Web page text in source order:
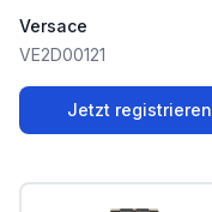
Versace
VE2D00121
Jetzt registrieren